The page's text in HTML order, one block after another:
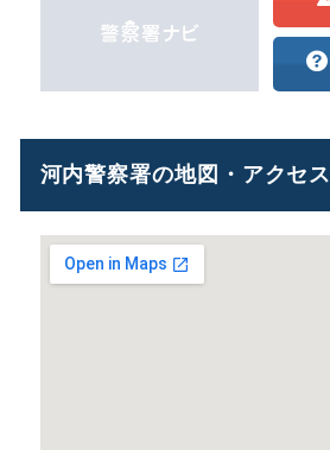
河内警察署の地図・アクセス